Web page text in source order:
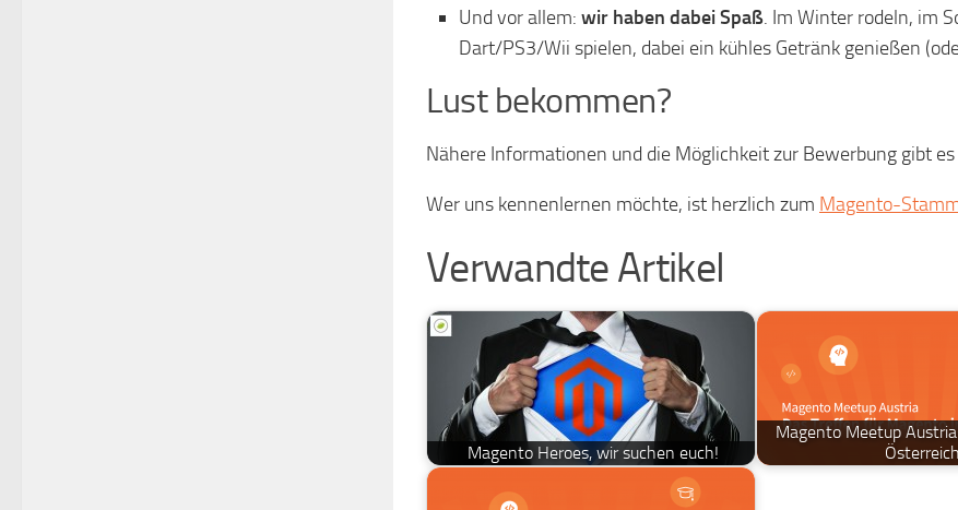
Und vor allem: wir haben dabei Spaß. Im Winter rodeln, im
Dart/PS3/Wii spielen, dabei ein kühles Getränk genießen
Lust bekommen?
Nähere Informationen und die Möglichkeit zur Bewerbung gibt
Wer uns kennenlernen möchte, ist herzlich zum Magento-
Verwandte Artikel
Magento Heroes, wir suchen euch!
Magento Meetup
Österreich